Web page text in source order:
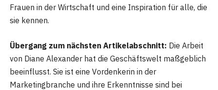
Frauen in der Wirtschaft und eine Inspiration für alle, die
sie kennen.
Übergang zum nächsten Artikelabschnitt: Die Arbeit
von Diane Alexander hat die Geschäftswelt maßgeblich
beeinflusst. Sie ist eine Vordenkerin in der
Marketingbranche und ihre Erkenntnisse sind bei